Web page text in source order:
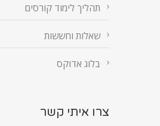
תהליך לימוד קורסים
שאלות וחששות
בלוג אדוקס
צרו איתי קשר